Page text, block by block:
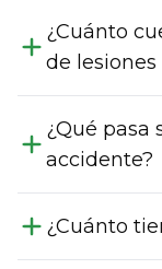
¿Cuánto
de lesiones
¿Qué pasa
accidente?
¿Cuánto